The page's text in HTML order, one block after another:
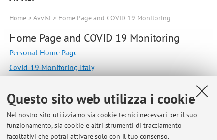
Questo sito web utilizza i cookie
Nel nostro sito utilizziamo sia cookie tecnici necessari per il suo
funzionamento, sia cookie e altri strumenti di tracciamento
facoltativi che potrai attivare solo con il tuo consenso.
Home> Avvisi > Home Page and COVID 19 Monitoring
Home Page and COVID 19 Monitoring
Personal Home Page
Covid-19 Monitoring Italy
Ultimi avvisi